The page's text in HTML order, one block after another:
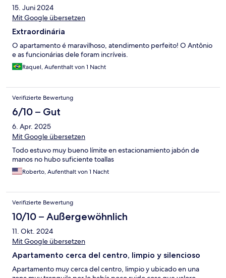
15. Juni 2024
Mit Google übersetzen
Extraordinária
O apartamento é maravilhoso, atendimento perfeito! O Antônio
e as funcionárias dele foram incríveis.
Raquel, Aufenthalt von 1 Nacht
Verifizierte Bewertung
6/10 – Gut
6. Apr. 2025
Mit Google übersetzen
Todo estuvo muy bueno límite en estacionamiento jabón de
manos no hubo suficiente toallas
Roberto, Aufenthalt von 1 Nacht
Verifizierte Bewertung
10/10 – Außergewöhnlich
11. Okt. 2024
Mit Google übersetzen
Apartamento cerca del centro, limpio y silencioso
Apartamento muy cerca del centro, limpio y ubicado en una